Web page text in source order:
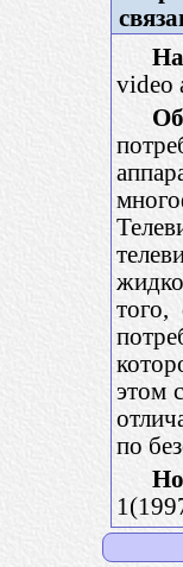
video
этом
по